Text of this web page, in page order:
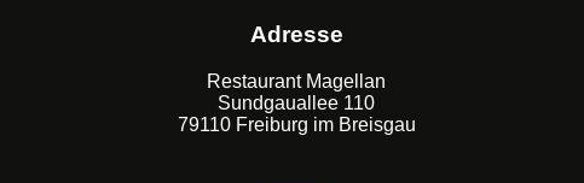
Adresse
Restaurant Magellan
Sundgauallee 110
79110 Freiburg im Breisgau